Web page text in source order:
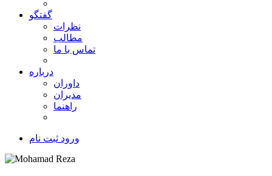
گفتگو
نظرات
مطالب
تماس با ما
درباره
داوران
مدیران
راهنما
ورود ثبت نام